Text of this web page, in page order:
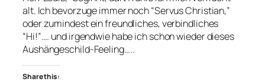
alt. Ich bevorzuge immer noch “Servus Christian,”
oder zumindest ein freundliches, verbindliches
“Hi!”…. und irgendwie habe ich schon wieder dieses
Aushängeschild-Feeling…..
Share this: